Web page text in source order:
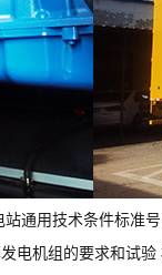
通用技术条件标准
电机组的要求和试